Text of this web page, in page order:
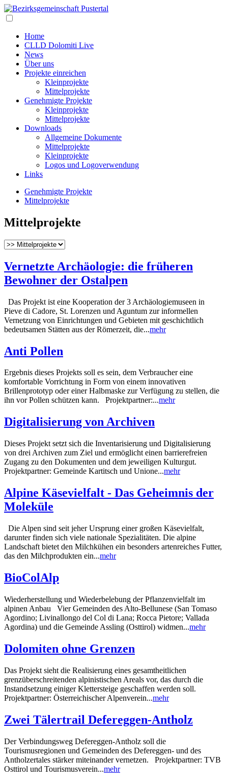
Home
CLLD Dolomiti Live
News
Über uns
Projekte einreichen
Kleinprojekte
Mittelprojekte
Genehmigte Projekte
Kleinprojekte
Mittelprojekte
Downloads
Allgemeine Dokumente
Mittelprojekte
Kleinprojekte
Logos und Logoverwendung
Links
Genehmigte Projekte
Mittelprojekte
Mittelprojekte
Vernetzte Archäologie: die früheren
Bewohner der Ostalpen
Das Projekt ist eine Kooperation der 3 Archäologiemuseen in
Pieve di Cadore, St. Lorenzen und Aguntum zur informellen
Vernetzung von Einrichtungen und Gebieten mit geschichtlich
bedeutsamen Stätten aus der Römerzeit, die...mehr
Anti Pollen
Ergebnis dieses Projekts soll es sein, dem Verbraucher eine
komfortable Vorrichtung in Form von einem innovativen
Brillenprototyp oder einer Halbmaske zur Verfügung zu stellen, die
ihn vor Pollen schützen kann. Projektpartner:...mehr
Digitalisierung von Archiven
Dieses Projekt setzt sich die Inventarisierung und Digitalisierung
von drei Archiven zum Ziel und ermöglicht einen barrierefreien
Zugang zu den Dokumenten und dem jeweiligen Kulturgut.
Projektpartner: Gemeinde Kartitsch und Unione...mehr
Alpine Käsevielfalt - Das Geheimnis der
Moleküle
Die Alpen sind seit jeher Ursprung einer großen Käsevielfalt,
darunter finden sich viele nationale Spezialitäten. Die alpine
Landschaft bietet den Milchkühen ein besonders artenreiches Futter,
das den Milchprodukten ein...mehr
BioColAlp
Wiederherstellung und Wiederbelebung der Pflanzenvielfalt im
alpinen Anbau Vier Gemeinden des Alto-Bellunese (San Tomaso
Agordino; Livinallongo del Col di Lana; Rocca Pietore; Vallada
Agordina) und die Gemeinde Assling (Osttirol) widmen...mehr
Dolomiten ohne Grenzen
Das Projekt sieht die Realisierung eines gesamtheitlichen
grenzüberschreitenden alpinistischen Areals vor, das durch die
Instandsetzung einiger Klettersteige geschaffen werden soll.
Projektpartner: Österreichischer Alpenverein...mehr
Zwei Tälertrail Defereggen-Antholz
Der Verbindungsweg Defereggen-Antholz soll die
Tourismusregionen und Gemeinden des Defereggen- und des
Antholzertales stärker miteinander vernetzen. Projektpartner: TVB
Osttirol und Tourismusverein...mehr